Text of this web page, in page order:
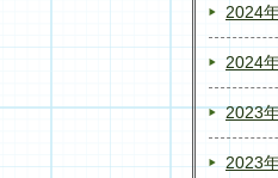
2024
2024
2023
2023